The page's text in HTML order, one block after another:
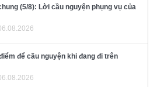
(5/8): Lời cầu nguyện phụng vụ của
để cầu nguyện khi đang đi trên